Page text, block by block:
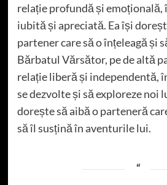
relație profundă și emoțională,
iubită și apreciată. Ea își
partener care să o înțeleagă și
Bărbatul Vărsător, pe de altă
relație liberă și independentă,
se dezvolte și să exploreze noi
dorește să aibă o parteneră
să îl susțină în aventurile lui.